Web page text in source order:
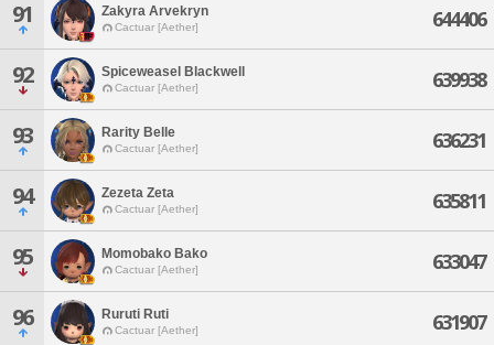
91 Zakyra Arvekryn
Cactuar [Aether] 644406
92 Spiceweasel Blackwell
Cactuar [Aether] 639938
93 Rarity Belle
Cactuar [Aether] 636231
94 Zezeta Zeta
Cactuar [Aether] 635811
95 Momobako Bako
Cactuar [Aether] 633047
96 Ruruti Ruti
Cactuar [Aether] 631907